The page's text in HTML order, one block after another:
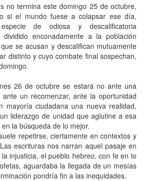
no termina este domingo 25 de octubre,
si el mundo fuese a colapsar ese día,
de odiosa y descalificatoria
enconadamente a la población
se acusan y descalifican mutuamente
distinto y cuyo combate final sospechan,
26 de octubre se estará no ante una
un recomenzar, ante la oportunidad
mayoría ciudadana una nueva realidad,
liderazgo de unidad que aglutine a esa
la búsqueda de lo mejor.
repetirse, ciertamente en contextos y
escrituras nos narran aquel pasaje en
injusticia, el pueblo hebreo, con fe en lo
aguardaba la llegada de un mesías
pondría fin a las inequidades.